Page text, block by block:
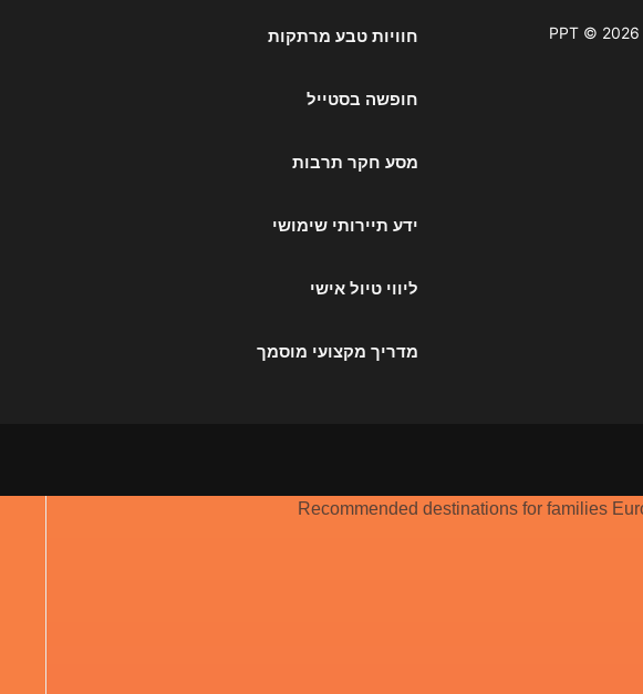
חוויות טבע מרתקות
חופשה בסטייל
מסע חקר תרבות
ידע תיירותי שימושי
ליווי טיול אישי
מדריך מקצועי מוסמך